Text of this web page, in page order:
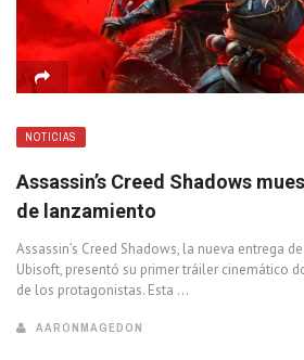
NOTICIAS
Assassin’s Creed Shadows
de lanzamiento
Assassin’s Creed Shadows, la nueva entrega
Ubisoft, presentó su primer tráiler cinemático
de los protagonistas. Esta ...
AARONMAGEDON